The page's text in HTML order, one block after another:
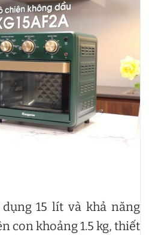
15 lít và khả năng
con khoảng 1.5 kg, thiết